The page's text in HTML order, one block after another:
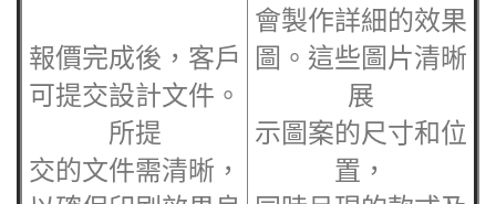
報價完成後，客戶
可提交設計文件。
所提
交的文件需清晰，
會製作詳細的效果
圖。這些圖片清晰
展
示圖案的尺寸和位
置，